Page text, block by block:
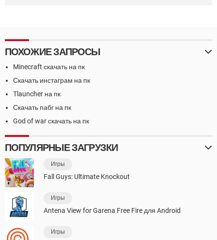
ПОХОЖИЕ ЗАПРОСЫ
Minecraft скачать на пк
Скачать инстаграм на пк
Tlauncher на пк
Скачать пабг на пк
God of war скачать на пк
ПОПУЛЯРНЫЕ ЗАГРУЗКИ
Игры
Fall Guys: Ultimate Knockout
Игры
Antena View for Garena Free Fire для Android
Игры